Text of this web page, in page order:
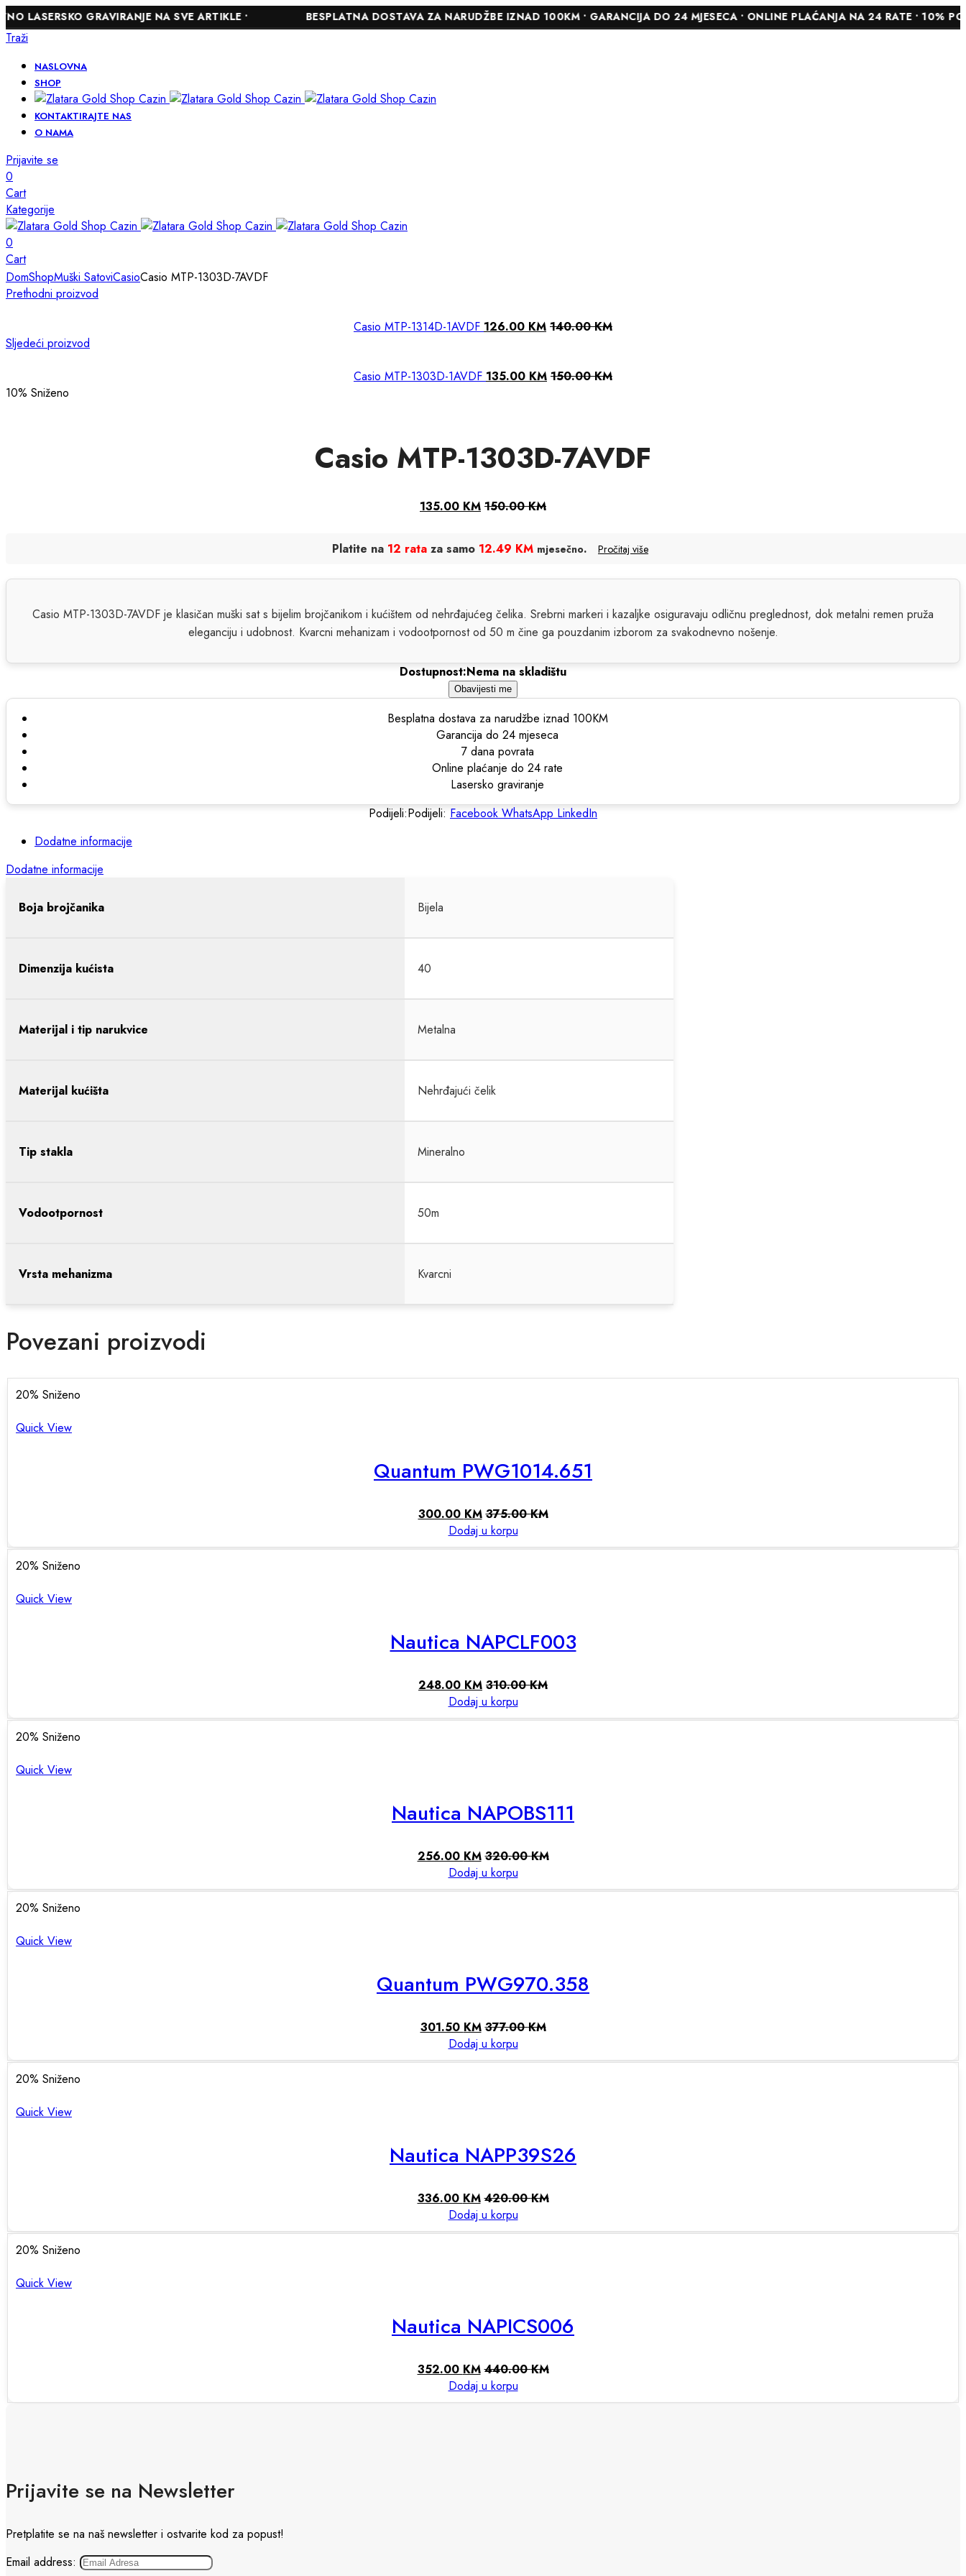
GRAVIRANJE NA SVE ARTIKLE • BESPLATNA DOSTAVA ZA NARUDŽBE IZNAD 100KM • GARANCIJA DO 24 MJESECA • ONLINE PLAĆANJA NA 24 RATE • 10% POPUSTA
Traži
NASLOVNA
SHOP
KONTAKTIRAJTE NAS
O NAMA
Prijavite se
0
Cart
Kategorije
0
Cart
DomShopMuški SatoviCasioCasio MTP-1303D-7AVDF
Prethodni proizvod
Casio MTP-1314D-1AVDF 126.00 KM 140.00KM
Sljedeći proizvod
Casio MTP-1303D-1AVDF 135.00 KM 150.00KM
10% Sniženo
Casio MTP-1303D-7AVDF
135.00 KM 150.00KM
Platite na 12 rata za samo 12.49 KM mjesečno. Pročitaj više
Casio MTP-1303D-7AVDF je klasičan muški sat s bijelim brojčanikom i kućištem od nehrđajućeg čelika. Srebrni markeri i kazaljke osiguravaju odličnu preglednost, dok metalni remen pruža
eleganciju i udobnost. Kvarcni mehanizam i vodootpornost od 50 m čine ga pouzdanim izborom za svakodnevno nošenje.
Dostupnost:Nema na skladištu
Obavijesti me
Besplatna dostava za narudžbe iznad 100KM
Garancija do 24 mjeseca
7 dana povrata
Online plaćanje do 24 rate
Lasersko graviranje
Podijeli:Podijeli: Facebook WhatsApp LinkedIn
Dodatne informacije
Dodatne informacije
Boja brojčanika Bijela
Dimenzija kućista 40
Materijal i tip narukvice Metalna
Materijal kućišta Nehrđajući čelik
Tip stakla Mineralno
Vodootpornost 50m
Vrsta mehanizma Kvarcni
Povezani proizvodi
20% Sniženo
Quick View
Quantum PWG1014.651
300.00 KM 375.00KM
Dodaj u korpu
20% Sniženo
Quick View
Nautica NAPCLF003
248.00 KM 310.00KM
Dodaj u korpu
20% Sniženo
Quick View
Nautica NAPOBS111
256.00 KM 320.00KM
Dodaj u korpu
20% Sniženo
Quick View
Quantum PWG970.358
301.50 KM 377.00KM
Dodaj u korpu
20% Sniženo
Quick View
Nautica NAPP39S26
336.00 KM 420.00KM
Dodaj u korpu
20% Sniženo
Quick View
Nautica NAPICS006
352.00 KM 440.00KM
Dodaj u korpu
Prijavite se na Newsletter
Pretplatite se na naš newsletter i ostvarite kod za popust!
Email address: